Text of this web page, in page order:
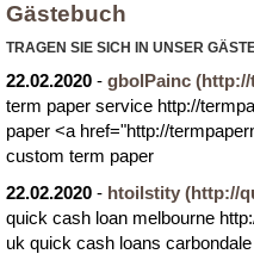
Verlegung
Granit R-Z
Mosaik
Bordüre
Medallions
Antikmarmor
Gästebuch
TRAGEN SIE SICH IN UNSER
22.02.2020 - gbolPainc (http://
term paper service http://
paper <a href="http://
custom term paper
22.02.2020 - htoilstity (http://
quick cash loan melbourne
uk quick cash loans